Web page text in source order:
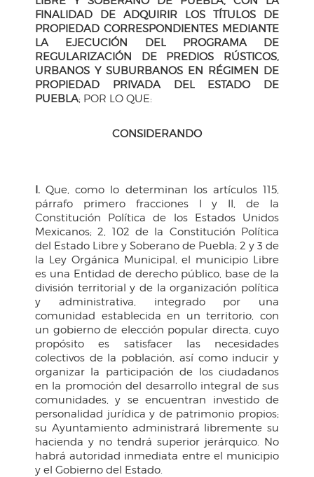
FINALIDAD DE ADQUIRIR LOS TÍTULOS DE
PROPIEDAD CORRESPONDIENTES MEDIANTE
LA EJECUCIÓN DEL PROGRAMA DE
REGULARIZACIÓN DE PREDIOS RÚSTICOS,
URBANOS Y SUBURBANOS EN RÉGIMEN DE
PROPIEDAD PRIVADA DEL ESTADO DE
PUEBLA; POR LO QUE:
CONSIDERANDO
I. Que, como lo determinan los artículos 115,
párrafo primero fracciones I y II, de la
Constitución Política de los Estados Unidos
Mexicanos; 2, 102 de la Constitución Política
del Estado Libre y Soberano de Puebla; 2 y 3 de
la Ley Orgánica Municipal, el municipio Libre
es una Entidad de derecho público, base de la
división territorial y de la organización política
y administrativa, integrado por una
comunidad establecida en un territorio, con
un gobierno de elección popular directa, cuyo
propósito es satisfacer las necesidades
colectivos de la población, así como inducir y
organizar la participación de los ciudadanos
en la promoción del desarrollo integral de sus
comunidades, y se encuentran investido de
personalidad jurídica y de patrimonio propios;
su Ayuntamiento administrará libremente su
hacienda y no tendrá superior jerárquico. No
habrá autoridad inmediata entre el municipio
y el Gobierno del Estado.